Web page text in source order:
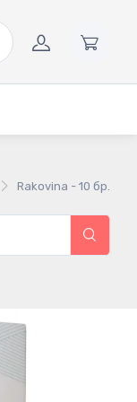
Rakovina - 10 бр.